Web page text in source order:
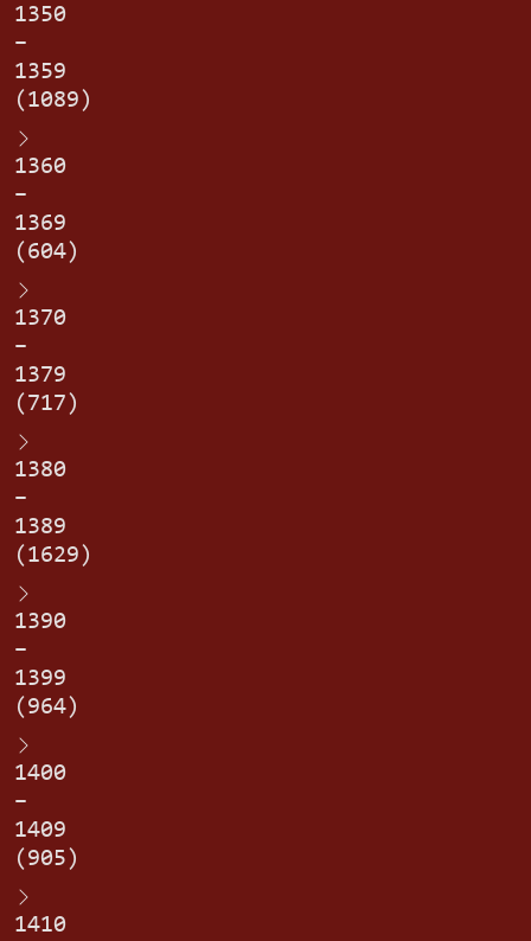
1350
–
1359
(1089)
1360
–
1369
(604)
1370
–
1379
(717)
1380
–
1389
(1629)
1390
–
1399
(964)
1400
–
1409
(905)
1410